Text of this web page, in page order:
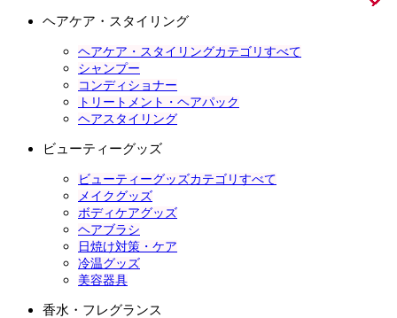
ヘアケア・スタイリング
ヘアケア・スタイリングカテゴリすべて
シャンプー
コンディショナー
トリートメント・ヘアパック
ヘアスタイリング
ビューティーグッズ
ビューティーグッズカテゴリすべて
メイクグッズ
ボディケアグッズ
ヘアブラシ
日焼け対策・ケア
冷温グッズ
美容器具
香水・フレグランス